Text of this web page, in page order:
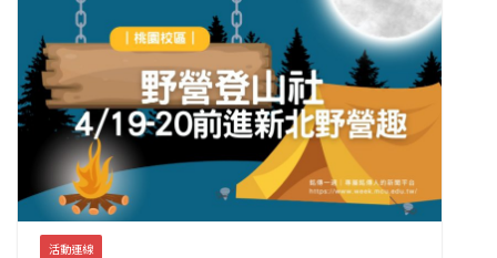
活動連線